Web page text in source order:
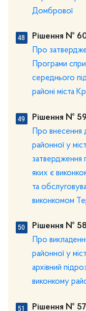
Домбрової
Рішення №
Про
Програми
середнього
районі міста
Рішення №
Про внесення
районної у
затвердження
яких є
та
виконкомом
Рішення №
Про
районної у
архівний
виконкому
Рішення №